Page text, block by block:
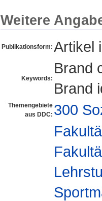
Weitere
Publikationsform: Artikel
Keywords:
Brand
Brand
Themengebiete
aus DDC: 300